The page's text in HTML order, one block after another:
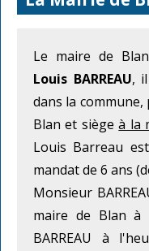
Le maire de
Louis BARREAU,
dans la commune,
Blan et siègeà la
Louis Barreau
mandat de 6 ans
Monsieur
maire de Blan à
BARREAU à